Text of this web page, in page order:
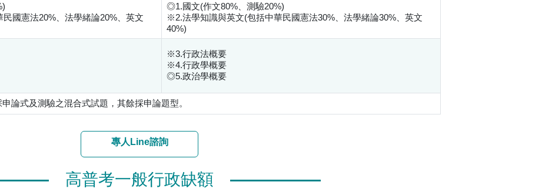
國憲法20%、法學緒論20%、英文
◎1.國文(作文80%、測驗20%)
※2.法學知識與英文(包括中華民國憲法30%、法學緒論30%、英文
40%)
※3.行政法概要
※4.行政學概要
◎5.政治學概要
論式及測驗之混合式試題，其餘採申論題型。
專人Line諮詢
高普考一般行政缺額